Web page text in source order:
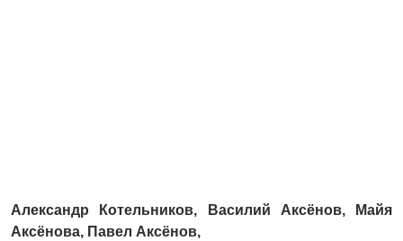
Александр Котельников, Василий Аксёнов, Майя
Аксёнова, Павел Аксёнов,